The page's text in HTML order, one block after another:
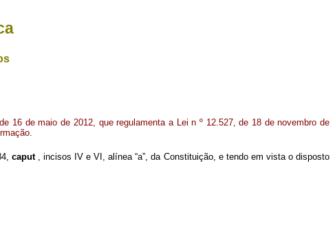
16 de maio de 2012, que regulamenta a Lei n º 12.527, de 18 de novembro de
caput , incisos IV e VI, alínea “a”, da Constituição, e tendo em vista o disposto